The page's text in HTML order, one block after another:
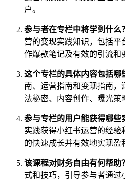
户。
参与者在专栏中将学到什么？
营的变现实践知识，包括平
作爆款笔记及有效的引流和
这个专栏的具体内容包括哪
南、运营指南和变现指南
法秘密、内容创作、曝光策
参与专栏的用户能获得哪些
实践获得小红书运营的经
的快速成长并有效地实现盈
该课程对财务自由有何帮助？
式和技巧，引导参与者通过